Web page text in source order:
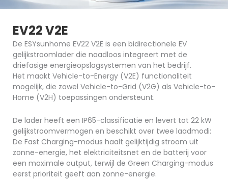
EV22 V2E
De ESYsunhome EV22 V2E is een bidirectionele EV
gelijkstroomlader die naadloos integreert met de
driefasige energieopslagsystemen van het bedrijf.
Het maakt Vehicle-to-Energy (V2E) functionaliteit
mogelijk, die zowel Vehicle-to-Grid (V2G) als Vehicle-to-
Home (V2H) toepassingen ondersteunt.
De lader heeft een IP65-classificatie en levert tot 22 kW
gelijkstroomvermogen en beschikt over twee laadmodi:
De Fast Charging-modus haalt gelijktijdig stroom uit
zonne-energie, het elektriciteitsnet en de batterij voor
een maximale output, terwijl de Green Charging-modus
eerst prioriteit geeft aan zonne-energie.